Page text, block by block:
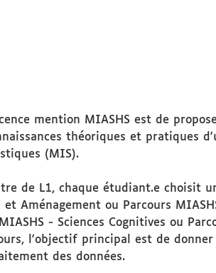
mention MIASHS est de
théoriques et pratiques
(MIS).
de L1, chaque étudiant.e choisit
et Aménagement ou Parcours
- Sciences Cognitives ou
l'objectif principal est de
des données.